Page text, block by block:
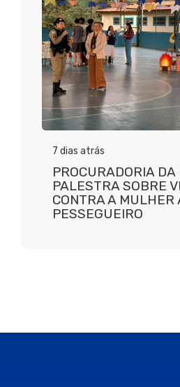
7 dias atrás
PROCURADORIA
PALESTRA SOBRE
CONTRA A MULHER
PESSEGUEIRO